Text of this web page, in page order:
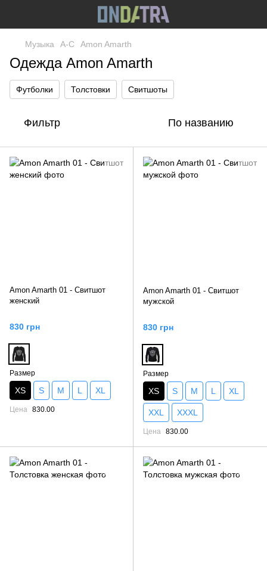
Музыка A-C Amon Amarth
Одежда Amon Amarth
Футболки Толстовки Свитшоты
Фильтр По названию
Amon Amarth 01 - Свитшот
женский
830 грн
Размер
XS S M L XL
Цена 830.00
Amon Amarth 01 - Свитшот
мужской
830 грн
Размер
XS S M L XL
XXL XXXL
Цена 830.00